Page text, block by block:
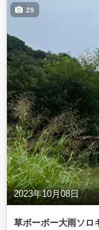
2023年10月08日
29
草ボーボー大雨ソロ